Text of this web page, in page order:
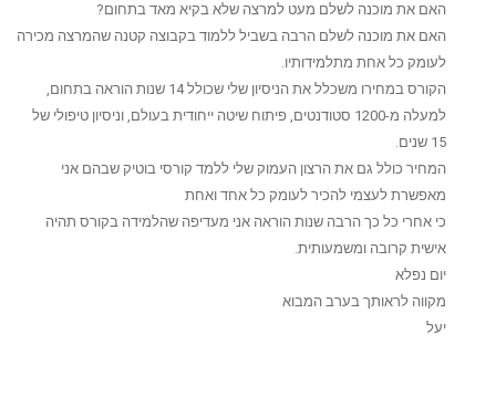
האם את מוכנה לשלם מעט למרצה שלא בקיא מאד בתחום?
האם את מוכנה לשלם הרבה בשביל ללמוד בקבוצה קטנה שהמרצה מכירה
לעומק כל אחת מתלמידותיו.
הקורס במחירו משכלל את הניסיון שלי שכולל 14 שנות הוראה בתחום,
למעלה מ-1200 סטודנטים, פיתוח שיטה ייחודית בעולם, וניסיון טיפולי של
15 שנים.
המחיר כולל גם את הרצון העמוק שלי ללמד קורסי בוטיק שבהם אני
מאפשרת לעצמי להכיר לעומק כל אחד ואחת
כי אחרי כל כך הרבה שנות הוראה אני מעדיפה שהלמידה בקורס תהיה
אישית קרובה ומשמעותית.
יום נפלא
מקווה לראותך בערב המבוא
יעל